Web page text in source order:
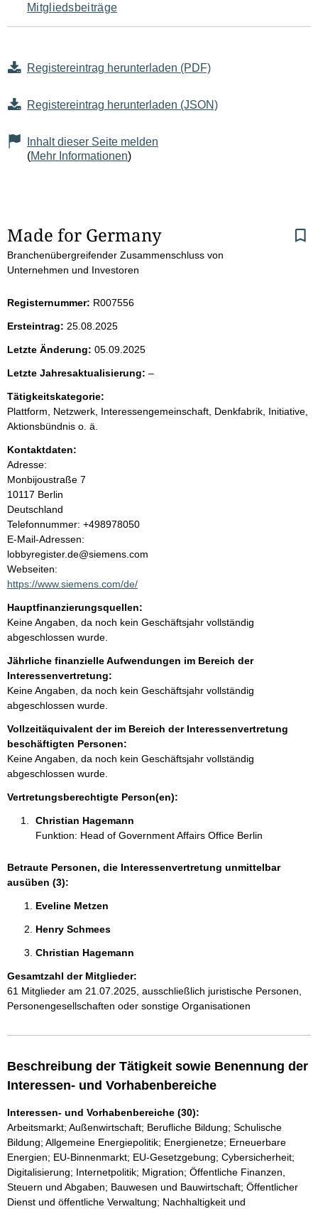
Mitgliedsbeiträge
Registereintrag herunterladen (PDF)
Registereintrag herunterladen (JSON)
Inhalt dieser Seite melden
(Mehr Informationen)
S
e
i
t
e
n
i
n
h
a
l
t
Made for Germany
Branchenübergreifender Zusammenschluss von
Unternehmen und Investoren
Registernummer: R007556
Ersteintrag: 25.08.2025
Letzte Änderung: 05.09.2025
Letzte Jahresaktualisierung: –l
r
Tätigkeitskategorie:
Plattform, Netzwerk, Interessengemeinschaft, Denkfabrik, Initiative,
Aktionsbündnis o. ä.
Kontaktdaten:
Adresse:
Monbijoustraße 7
10117 Berlin
Deutschland
K
o
n
t
a
t
i
n
f
o
r
m
t
i
o
n
e
Telefonnummer: +498978050
E-Mail-Adressen:
lobbyregister.de@siemens.com
Webseiten:
https://www.siemens.com/de/
Hauptfinanzierungsquellen:
Keine Angaben, da noch kein Geschäftsjahr vollständig
abgeschlossen wurde.
Jährliche finanzielle Aufwendungen im Bereich der
Interessenvertretung:
Keine Angaben, da noch kein Geschäftsjahr vollständig
abgeschlossen wurde.
Vollzeitäquivalent der im Bereich der Interessenvertretung
beschäftigten Personen:
Keine Angaben, da noch kein Geschäftsjahr vollständig
abgeschlossen wurde.
Vertretungsberechtigte Person(en):
Christian Hagemann
Funktion: Head of Government Affairs Office Berlin
Betraute Personen, die Interessenvertretung unmittelbar
ausüben (3):
Eveline Metzen
Henry Schmees
Christian Hagemann
Gesamtzahl der Mitglieder:
61 Mitglieder am 21.07.2025, ausschließlich juristische Personen,
Personengesellschaften oder sonstige Organisationen
Beschreibung der Tätigkeit sowie Benennung der
Interessen- und Vorhabenbereiche
Interessen- und Vorhabenbereiche (30):
Arbeitsmarkt; Außenwirtschaft; Berufliche Bildung; Schulische
Bildung; Allgemeine Energiepolitik; Energienetze; Erneuerbare
Energien; EU-Binnenmarkt; EU-Gesetzgebung; Cybersicherheit;
Digitalisierung; Internetpolitik; Migration; Öffentliche Finanzen,
Steuern und Abgaben; Bauwesen und Bauwirtschaft; Öffentlicher
Dienst und öffentliche Verwaltung; Nachhaltigkeit und